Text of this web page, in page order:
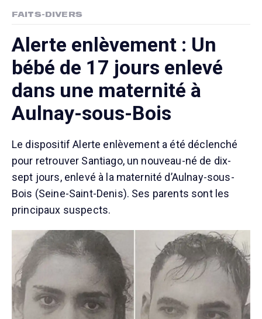
FAITS-DIVERS
Alerte enlèvement : Un
bébé de 17 jours enlevé
dans une maternité à
Aulnay-sous-Bois
Le dispositif Alerte enlèvement a été déclenché
pour retrouver Santiago, un nouveau-né de dix-
sept jours, enlevé à la maternité d’Aulnay-sous-
Bois (Seine-Saint-Denis). Ses parents sont les
principaux suspects.